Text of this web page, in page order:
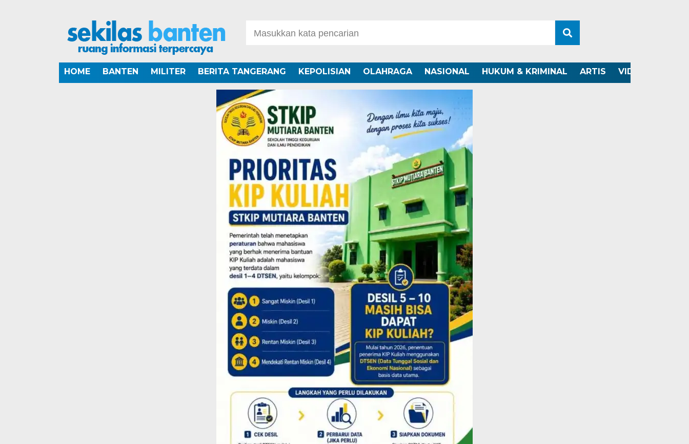
HOME BANTEN MILITER BERITA TANGERANG KEPOLISIAN OLAHRAGA NASIONAL HUKUM & KRIMINAL ARTIS VIDEO